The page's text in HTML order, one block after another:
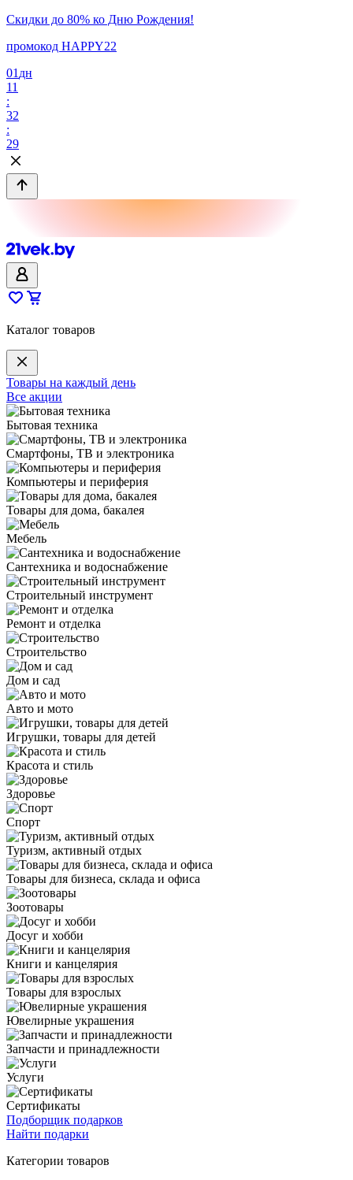
Скидки до 80% ко Дню Рождения!
промокод HAPPY22
01 дн
11
:
32
:
29
Каталог товаров
Товары на каждый день
Все акции
Бытовая техника
Смартфоны, ТВ и электроника
Компьютеры и периферия
Товары для дома, бакалея
Мебель
Сантехника и водоснабжение
Строительный инструмент
Ремонт и отделка
Строительство
Дом и сад
Авто и мото
Игрушки, товары для детей
Красота и стиль
Здоровье
Спорт
Туризм, активный отдых
Товары для бизнеса, склада и офиса
Зоотовары
Досуг и хобби
Книги и канцелярия
Товары для взрослых
Ювелирные украшения
Запчасти и принадлежности
Услуги
Сертификаты
Подборщик подарков
Найти подарки
Категории товаров